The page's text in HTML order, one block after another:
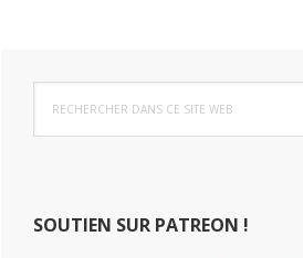
Barre
latérale
dans
ce
SOUTIEN SUR PATREON !